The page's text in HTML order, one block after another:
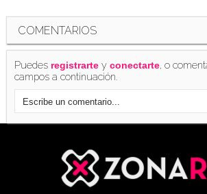
COMENTARIOS
Puedes registrarte yconectarte, o
campos a continuación.